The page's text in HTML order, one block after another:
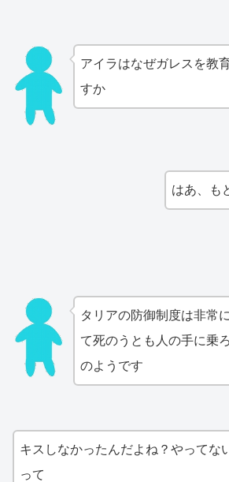
アイラはなぜガレスを教
すか
はあ、も
タリアの防御制度は非常
て死のうとも人の手に乗
のようです
キスしなかったんだよね？やってな
って